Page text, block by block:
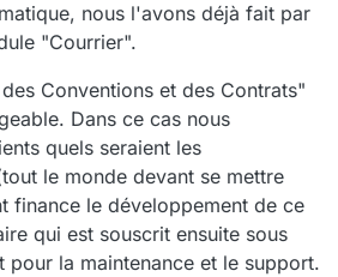
nous l'avons déjà fait par
"Courrier".
Conventions et des Contrats"
Dans ce cas nous
quels seraient les
le monde devant se mettre
finance le développement de ce
qui est souscrit ensuite sous
pour la maintenance et le support.